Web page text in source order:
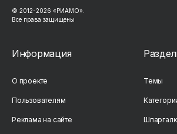
© 2012-2026 «РИАМО».
Все права защищены
Информация
О проекте
Пользователям
Реклама на сайте
Темы